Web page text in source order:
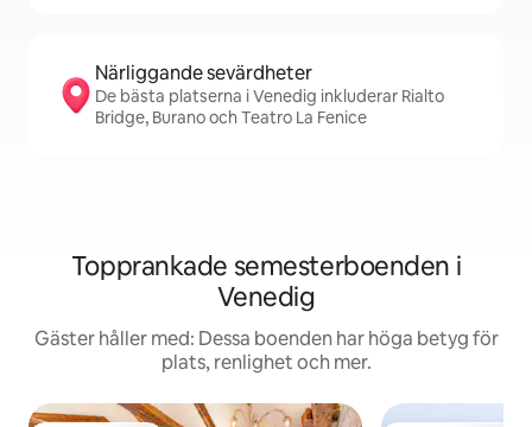
Närliggande sevärdheter
De bästa platserna i Venedig inkluderar Rialto
Bridge, Burano och Teatro La Fenice
Topprankade semesterboenden i
Venedig
Gäster håller med: Dessa boenden har höga betyg för
plats, renlighet och mer.